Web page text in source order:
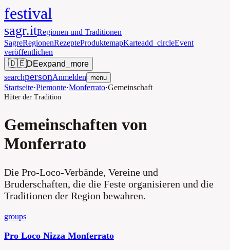
festival
sagr.itRegionen und Traditionen
SagreRegionenRezepteProduktemapKarteadd_circleEvent
veröffentlichen
🇩🇪DEexpand_more
searchpersonAnmelden menu
Startseite·Piemonte·Monferrato·Gemeinschaft
Hüter der Tradition
Gemeinschaften von
Monferrato
Die Pro-Loco-Verbände, Vereine und
Bruderschaften, die die Feste organisieren und die
Traditionen der Region bewahren.
groups
Pro Loco Nizza Monferrato